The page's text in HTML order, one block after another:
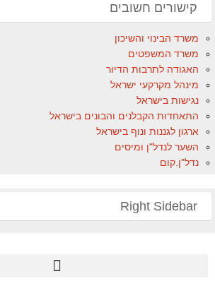
קישורים חשובים
משרד הבינוי והשיכון
משרד המשפטים
האגודה לתרבות הדיור
מינהל מקרקעי ישראל
נגישות בישראל
התאחדות הקבלנים והבונים בישראל
ארגון לגננות ונוף בישראל
השער לנדל"ן ומיסים
נדל"ן.קום
Right Sidebar